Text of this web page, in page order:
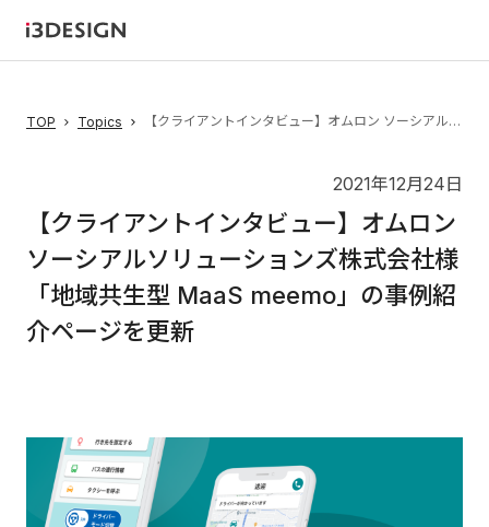
TOP Topics 【クライアントインタビュー】オムロン ソーシアルソリューションズ株式会社様「地域共生型 MaaS meemo」の事例紹介ページを更新
2021年12月24日
【クライアントインタビュー】オムロン
ソーシアルソリューションズ株式会社様
「地域共生型 MaaS meemo」の事例紹
介ページを更新